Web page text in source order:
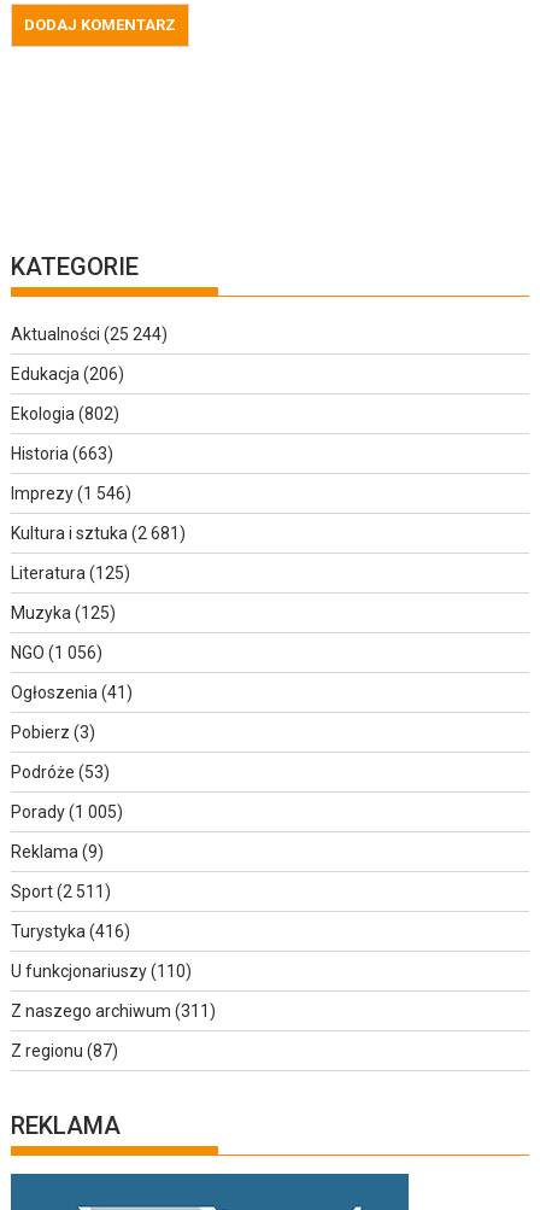
KATEGORIE
Aktualności (25 244)
Edukacja (206)
Ekologia (802)
Historia (663)
Imprezy(1 546)
Kultura i sztuka (2 681)
Literatura (125)
Muzyka (125)
NGO (1 056)
Ogłoszenia (41)
Pobierz (3)
Podróże (53)
Porady(1 005)
Reklama (9)
Sport(2 511)
Turystyka (416)
U funkcjonariuszy(110)
Z naszego archiwum (311)
Z regionu (87)
REKLAMA